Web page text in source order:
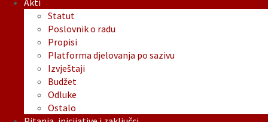
Akti
Statut
Poslovnik o radu
Propisi
Platforma djelovanja po sazivu
Izvještaji
Budžet
Odluke
Ostalo